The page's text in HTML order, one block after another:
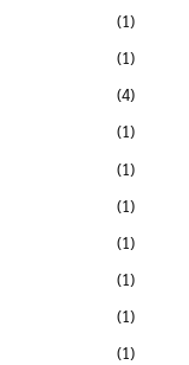
(1)
(1)
(4)
(1)
(1)
(1)
(1)
(1)
(1)
(1)